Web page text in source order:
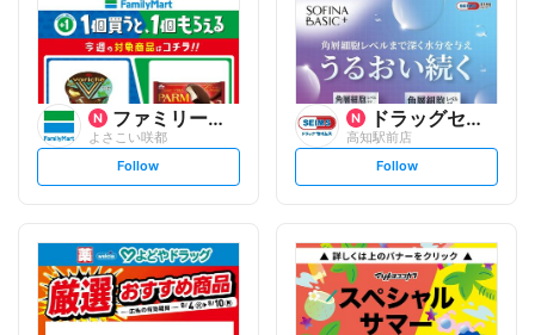
ファミリーマート
よさこい咲都
s
t
l
o
w
Follow
ドラッグセイムス
高知駅前店
s
t
l
o
w
Follow